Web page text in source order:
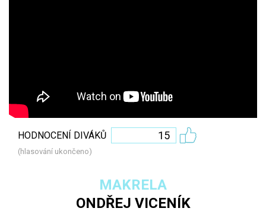
HODNOCENÍ DIVÁKŮ 15
(hlasování ukončeno)
MAKRELA
ONDŘEJ VICENÍK